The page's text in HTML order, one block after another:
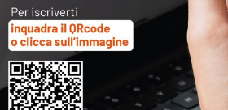
Categorie